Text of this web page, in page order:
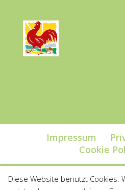
Impressum
Cookie
Diese Website benutzt Cookies.